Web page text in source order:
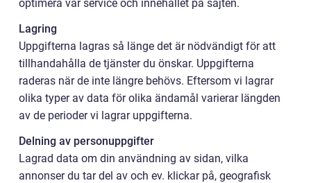
optimera vår service och innehållet på sajten.
Lagring
Uppgifterna lagras så länge det är nödvändigt för att
tillhandahålla de tjänster du önskar. Uppgifterna
raderas när de inte längre behövs. Eftersom vi lagrar
olika typer av data för olika ändamål varierar längden
av de perioder vi lagrar uppgifterna.
Delning av personuppgifter
Lagrad data om din användning av sidan, vilka
annonser du tar del av och ev. klickar på, geografisk